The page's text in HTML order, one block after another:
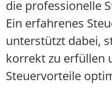
die professionelle
Ein erfahrenes
unterstützt dabei,
korrekt zu erfüllen
Steuervorteile